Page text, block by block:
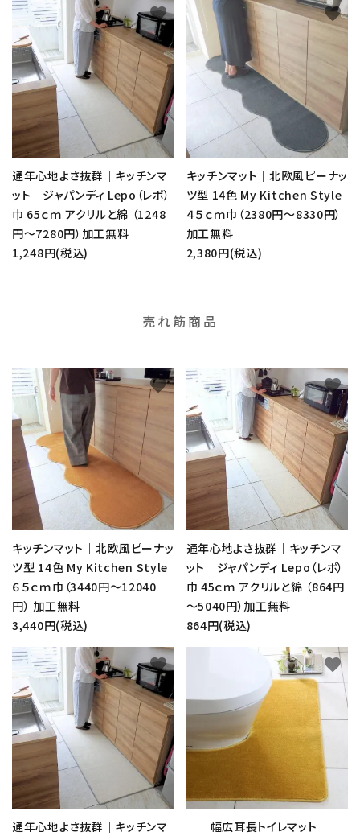
通年心地よさ抜群｜キッチンマ
ット ジャパンディ Lepo（レポ）
巾 65ｃｍ アクリルと綿 （1248
円～7280円）加工無料
1,248円(税込)
favorite
キッチンマット｜北欧風ピーナッ
ツ型 14色 My Kitchen Style
４５ｃｍ巾（2380円～8330円）
加工無料
2,380円(税込)
favorite
売れ筋商品
キッチンマット｜北欧風ピーナッ
ツ型 14色 My Kitchen Style
６５ｃｍ巾（3440円～12040
円） 加工無料
3,440円(税込)
favorite
通年心地よさ抜群｜キッチンマ
ット ジャパンディ Lepo（レポ）
巾 45ｃｍ アクリルと綿 （864円
～5040円）加工無料
864円(税込)
favorite
通年心地よさ抜群｜キッチンマ
favorite
幅広耳長トイレマット
favorite